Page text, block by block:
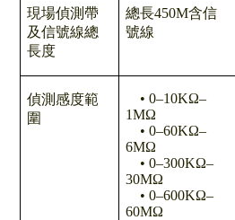
現場偵測帶
及信號線總
長度
總長450M含信
號線
偵測感度範
圍
• 0–10KΩ–
1MΩ
• 0–60KΩ–
6MΩ
• 0–300KΩ–
30MΩ
• 0–600KΩ–
60MΩ